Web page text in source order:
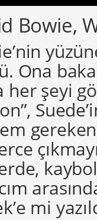
Bowie,
Ona
her şeyi
mi